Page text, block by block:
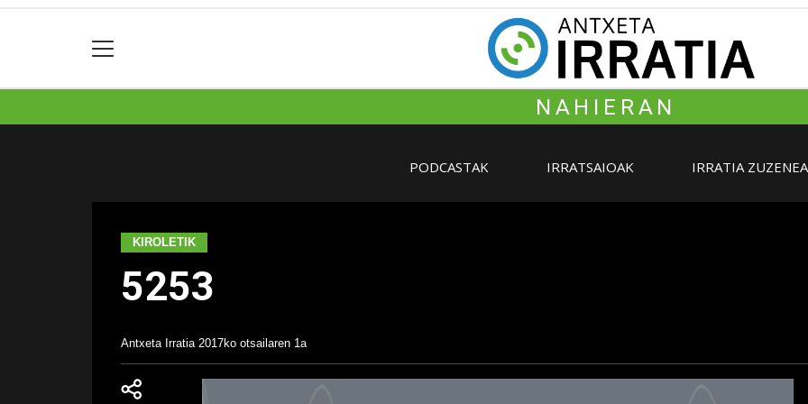
NAHIERAN
PODCASTAK IRRATSAIOAK IRRATIA
KIROLETIK
5253
Antxeta Irratia 2017ko otsailaren 1a